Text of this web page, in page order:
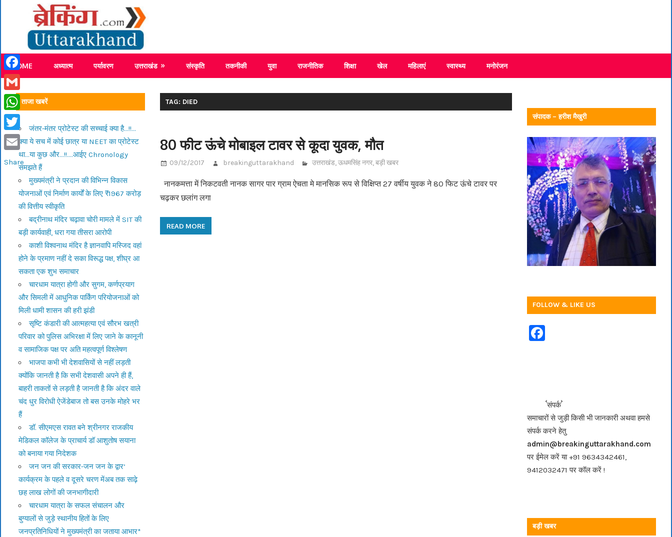
content
Breaking News Uttarakhand
HOME अध्यात्म पर्यावरण उत्तराखंड संस्कृति तकनीकी युवा राजनीतिक शिक्षा खेल महिलाएं स्वास्थ्य मनोरंजन
TAG: DIED
80 फीट ऊंचे मोबाइल टावर से कूदा युवक, मौत
09/12/2017 breakinguttarakhand उत्तराखंड,ऊधमसिंह नगर,बड़ी खबर
नानकमत्ता में निकटवती नानक सागर पार ग्राम ऐचता मे मानसिक रूप से विक्षिप्त 27 वर्षीय युवक ने 80 फिट ऊंचे टावर पर
चढ़कर छलांग लगा
READ MORE
ताजा खबरें
जंतर-मंतर प्रोटेस्ट की सच्चाई क्या है…!!…
क्या ये सच में कोई छात्र या NEET का प्रोटेस्ट
था…या कुछ और…!!….आईए Chronology
समझते हैं
मुख्यमंत्री ने प्रदान की विभिन्न विकास
योजनाओं एवं निर्माण कार्यों के लिए ₹1967 करोड़
की वित्तीय स्वीकृति
बद्रीनाथ मंदिर चढ़ावा चोरी मामले में SIT की
बड़ी कार्यवाही, धरा गया तीसरा आरोपी
काशी विश्वनाथ मंदिर है ज्ञानवापि मस्जिद वहां
होने के प्रमाण नहीं दे सका विरूद्ध पक्ष, शीघ्र आ
सकता एक शुभ समाचार
चारधाम यात्रा होगी और सुगम, कर्णप्रयाग
और सिमली में आधुनिक पार्किंग परियोजनाओं को
मिली धामी शासन की हरी झंडी
सृष्टि कंडारी की आत्महत्या एवं सौरभ खत्री
परिवार को पुलिस अभिरक्षा में लिए जाने के कानूनी
व सामाजिक पक्ष पर अति महत्वपूर्ण विश्लेषण
भाजपा कभी भी देशवासियों से नहीं लड़ती
क्योंकि जानती है कि सभी देशवासी अपने ही हैं,
बाहरी ताकतों से लड़ती है जानती है कि अंदर वाले
चंद धुर विरोधी ऐजेंडेबाज तो बस उनके मोहरे भर
हैं
डॉ. सीएमएस रावत बने श्रीनगर राजकीय
मेडिकल कॉलेज के प्राचार्य डॉ आशुतोष सयाना
को बनाया गया निदेशक
जन जन की सरकार-जन जन के द्वार’
कार्यक्रम के पहले व दूसरे चरण मेंअब तक साढ़े
छह लाख लोगों की जनभागीदारी
चारधाम यात्रा के सफल संचालन और
बुग्यालों से जुड़े स्थानीय हितों के लिए
जनप्रतिनिधियों ने मुख्यमंत्री का जताया आभार*
संपादक – हरीश मैखुरी
FOLLOW & LIKE US
F
b
o
o
k
संपर्क
समाचारों से जुड़ी किसी भी जानकारी अथवा हमसे
संपर्क करने हेतु
admin@breakinguttarakhand.com
पर ईमेल करें या +91 9634342461,
9412032471 पर कॉल करें !
बड़ी खबर
Facebook
Gmail
WhatsApp
Twitter
Email
Share